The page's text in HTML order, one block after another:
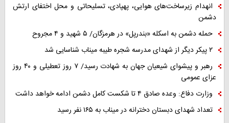
انهدام زیرساخت‌های هوایی، پهپادی، تسلیحاتی و محل اختفای ارتش
دشمن
حمله دشمن به اسکله «بندرپل» در هرمزگان/ ۵ شهید و ۴ مجروح
۲ پیکر دیگر از شهدای مدرسه شجره طیبه میناب شناسایی شد
رهبر و پیشوای شیعیان جهان به شهادت رسید/ ۷ روز تعطیلی و ۴۰ روز
عزای عمومی
وزارت دفاع: وعده صادق ۴ تا شکست کامل دشمن ادامه خواهد داشت
تعداد شهدای دبستان دخترانه در میناب به ۱۶۵ نفر رسید